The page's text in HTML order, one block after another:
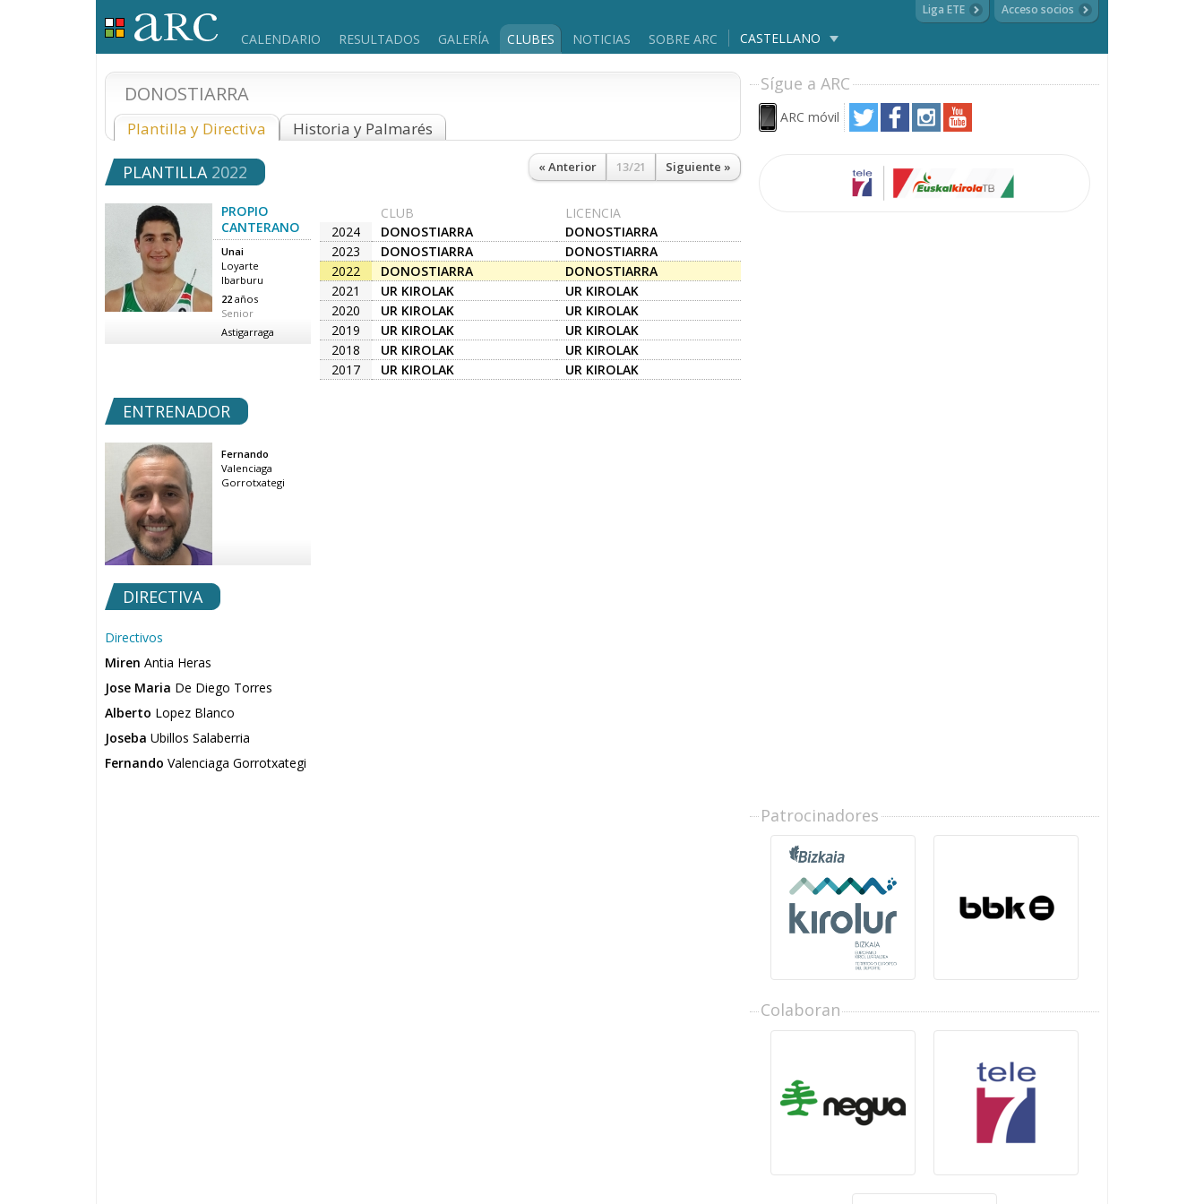
CALENDARIO RESULTADOS GALERÍA CLUBES NOTICIAS SOBRE ARC CASTELLANO
Liga ETE Acceso socios
DONOSTIARRA
Plantilla y Directiva Historia y Palmarés
« Anterior 13/21 Siguiente »
PLANTILLA 2022
PROPIO
CANTERANO
Unai
Loyarte
Ibarburu
22 años
Senior
Astigarraga
CLUB
LICENCIA
2024
DONOSTIARRA
DONOSTIARRA
2023
DONOSTIARRA
DONOSTIARRA
2022
DONOSTIARRA
DONOSTIARRA
2021
UR KIROLAK
UR KIROLAK
2020
UR KIROLAK
UR KIROLAK
2019
UR KIROLAK
UR KIROLAK
2018
UR KIROLAK
UR KIROLAK
2017
UR KIROLAK UR KIROLAK
ENTRENADOR
Fernando
Valenciaga
Gorrotxategi
DIRECTIVA
Directivos
Miren Antia Heras
Jose Maria De Diego Torres
Alberto Lopez Blanco
Joseba Ubillos Salaberria
Fernando Valenciaga Gorrotxategi
Sígue a ARC
ARC móvil
Patrocinadores
Colaboran